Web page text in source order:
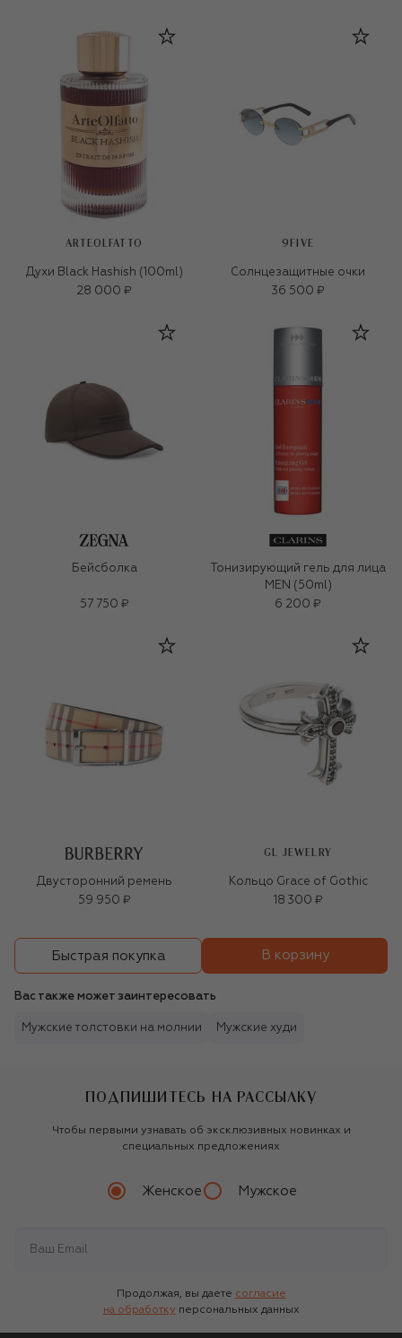
ARTEOLFATTO
Духи Black Hashish (100ml)
28 000 ₽
9FIVE
Солнцезащитные очки
36 500 ₽
Бейсболка
57 750 ₽
Тонизирующий гель для лица
MEN (50ml)
6 200 ₽
Двусторонний ремень
59 950 ₽
GL JEWELRY
Кольцо Grace of Gothic
18 300 ₽
Быстрая покупка В корзину
Вас также может заинтересовать
Мужские толстовки на молнии Мужские худи
ПОДПИШИТЕСЬ НА РАССЫЛКУ
Чтобы первыми узнавать об эксклюзивных новинках и
специальных предложениях
Женское Мужское
Продолжая, вы даете согласие
на обработку персональных данных